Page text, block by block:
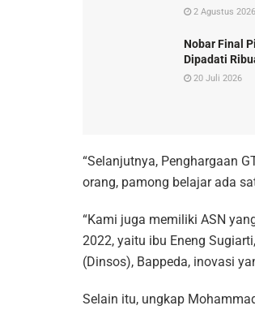
2 Agustus 2026
Nobar Final
Dipadati
20 Juli 2026
“Selanjutnya, Penghargaan
orang, pamong belajar ada
“Kami juga memiliki ASN
2022, yaitu ibu Eneng
(Dinsos), Bappeda, inovasi
Selain itu, ungkap